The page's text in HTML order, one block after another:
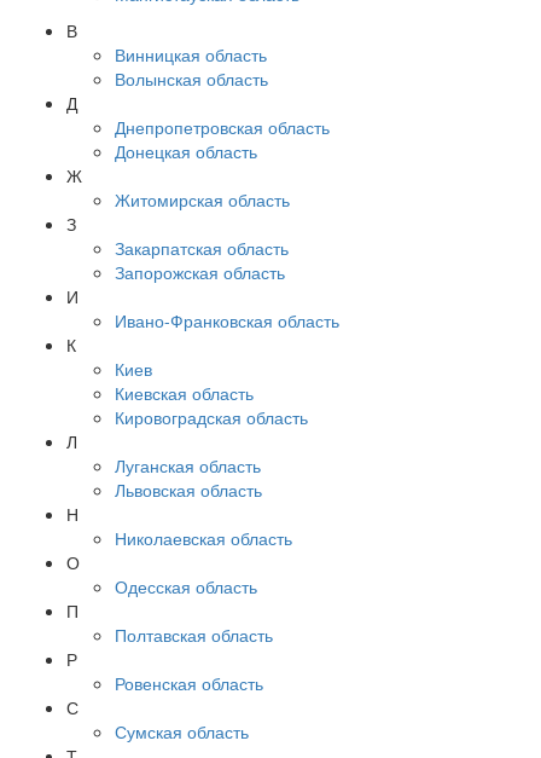
В
Винницкая область
Волынская область
Д
Днепропетровская область
Донецкая область
Ж
Житомирская область
З
Закарпатская область
Запорожская область
И
Ивано-Франковская область
К
Киев
Киевская область
Кировоградская область
Л
Луганская область
Львовская область
Н
Николаевская область
О
Одесская область
П
Полтавская область
Р
Ровенская область
С
Сумская область